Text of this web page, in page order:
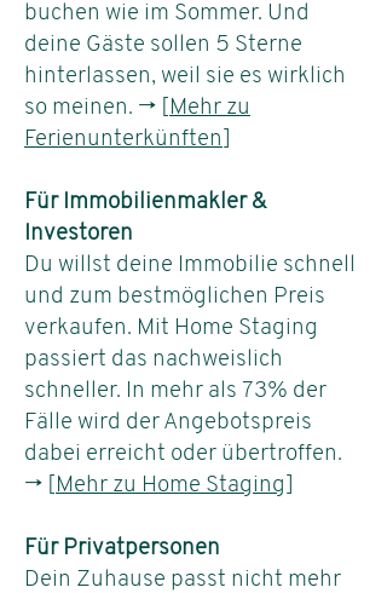
buchen wie im Sommer. Und
deine Gäste sollen 5 Sterne
hinterlassen, weil sie es wirklich
so meinen. → [
Mehr zu
Ferienunterkünften
Für Immobilienmakler &
Investoren
Du willst deine Immobilie schnell
und zum bestmöglichen Preis
verkaufen. Mit Home Staging
passiert das nachweislich
schneller. In mehr als 73% der
Fälle wird der Angebotspreis
dabei erreicht oder übertroffen.
→ [
Mehr zu Home Staging
Für Privatpersonen
Dein Zuhause passt nicht mehr